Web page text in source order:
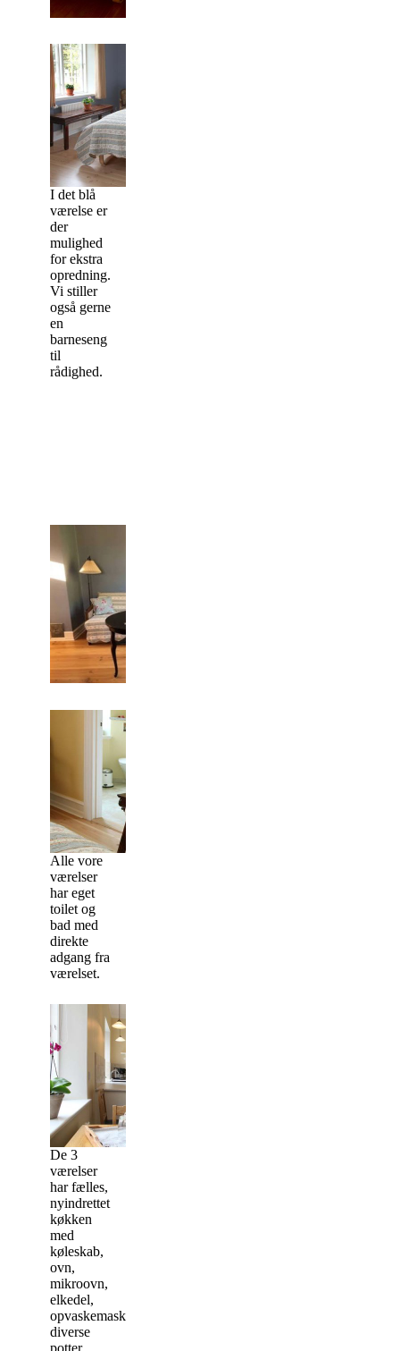
I det blå
værelse er
der
mulighed
for ekstra
opredning.
Vi stiller
også gerne
en
barneseng
til
rådighed.
Alle vore
værelser
har eget
toilet og
bad med
direkte
adgang fra
værelset.
De 3
værelser
har fælles,
nyindrettet
køkken
med
køleskab,
ovn,
mikroovn,
elkedel,
opvaskemaskine,
diverse
potter,